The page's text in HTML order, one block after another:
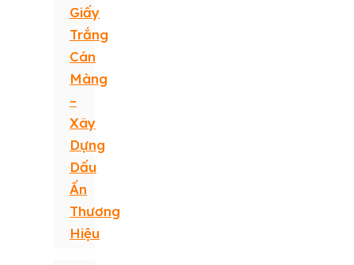
Giấy
Trắng
Cán
Màng
–
Xây
Dựng
Dấu
Ấn
Thương
Hiệu